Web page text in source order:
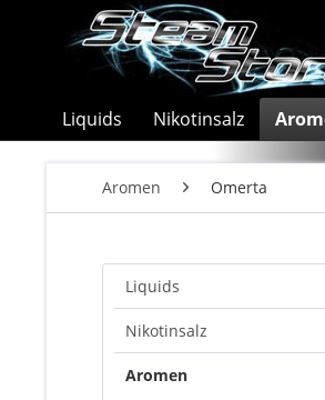
Liquids Nikotinsalz
Aromen Omerta
Liquids
Nikotinsalz
Aromen